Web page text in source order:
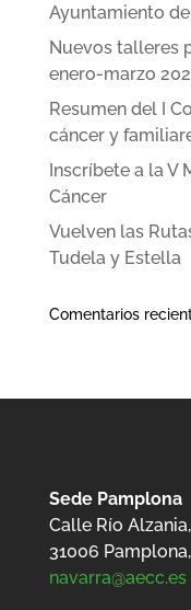
Ayuntamiento
Nuevos talleres
enero-marzo
Resumen del I
cáncer y
Inscríbete a la V
Cáncer
Vuelven las
Tudela y Estella
Comentarios
Sede Pamplona
Calle Río Alzania,
31006
navarra@aecc.es